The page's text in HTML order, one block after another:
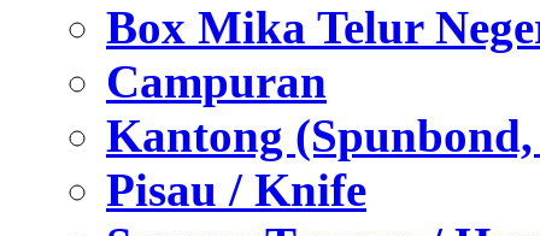
Box Mika Telur
Campuran
Kantong
Pisau / Knife